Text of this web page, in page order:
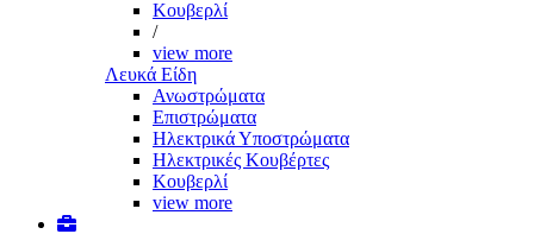
Κουβερλί
/
view more
Λευκά Είδη
Ανωστρώματα
Επιστρώματα
Ηλεκτρικά Υποστρώματα
Ηλεκτρικές Κουβέρτες
Κουβερλί
view more